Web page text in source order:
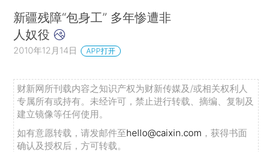
新疆残障“包身工” 多年惨遭非
人奴役
2010年12月14日 APP打开
财新网所刊载内容之知识产权为财新传媒及/或相关权利人
专属所有或持有。未经许可，禁止进行转载、摘编、复制及
建立镜像等任何使用。
如有意愿转载，请发邮件至hello@caixin.com ，获得书面
确认及授权后，方可转载。